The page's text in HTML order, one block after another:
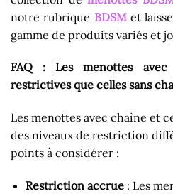
notre rubrique BDSMet
gamme de produits variés et
FAQ : Les menottes
restrictives que celles sans
Les menottes avec chaîne et
des niveaux de restriction
points à considérer :
Restriction accrue: Les